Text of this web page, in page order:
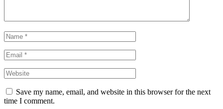
Save my name, email, and website in this browser for the next
time I comment.